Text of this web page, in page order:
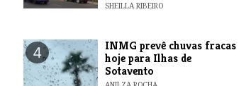
SHEILLA RIBEIRO
4
INMG prevê chuvas fracas
hoje para Ilhas de
Sotavento